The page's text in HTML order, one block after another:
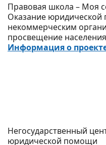
Правовая школа – Моя
Оказание
некоммерческим
просвещение
Информация о
Негосударственный
юридической помощи